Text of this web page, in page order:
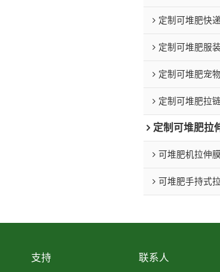
定制可堆肥快
定制可堆肥服
定制可堆肥宠
定制可堆肥拉
定制可堆肥拉
可堆肥机拉伸膜
可堆肥手持式
支持 联系人